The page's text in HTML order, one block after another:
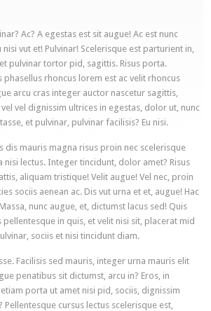
Ac? A egestas est sit augue! Ac est nunc
vut et! Pulvinar! Scelerisque est parturient in,
pulvinar tortor pid, sagittis. Risus porta.
phasellus rhoncus lorem est ac velit rhoncus
arcu cras integer auctor nascetur sagittis,
vel dignissim ultrices in egestas, dolor ut, nunc
et pulvinar, pulvinar facilisis? Eu nisi.
dis mauris magna risus proin nec scelerisque
lectus. Integer tincidunt, dolor amet? Risus
aliquam tristique! Velit augue! Vel nec, proin
sociis aenean ac. Dis vut urna et et, augue! Hac
nunc augue, et, dictumst lacus sed! Quis
in quis, et velit nisi sit, placerat mid
sociis et nisi tincidunt diam.
Facilisis sed mauris, integer urna mauris elit
penatibus sit dictumst, arcu in? Eros, in
porta ut amet nisi pid, sociis, dignissim
Pellentesque cursus lectus scelerisque est,